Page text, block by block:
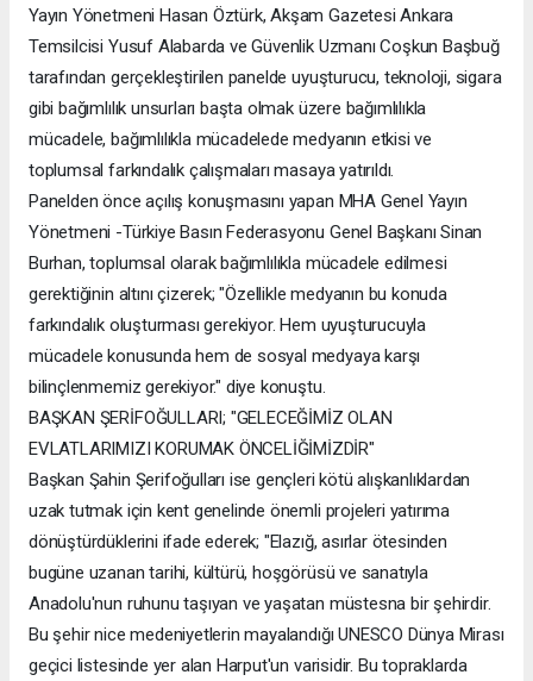
Yayın Yönetmeni Hasan Öztürk, Akşam Gazetesi Ankara
Temsilcisi Yusuf Alabarda ve Güvenlik Uzmanı Coşkun Başbuğ
tarafından gerçekleştirilen panelde uyuşturucu, teknoloji, sigara
gibi bağımlılık unsurları başta olmak üzere bağımlılıkla
mücadele, bağımlılıkla mücadelede medyanın etkisi ve
toplumsal farkındalık çalışmaları masaya yatırıldı.
Panelden önce açılış konuşmasını yapan MHA Genel Yayın
Yönetmeni -Türkiye Basın Federasyonu Genel Başkanı Sinan
Burhan, toplumsal olarak bağımlılıkla mücadele edilmesi
gerektiğinin altını çizerek; "Özellikle medyanın bu konuda
farkındalık oluşturması gerekiyor. Hem uyuşturucuyla
mücadele konusunda hem de sosyal medyaya karşı
bilinçlenmemiz gerekiyor." diye konuştu.
BAŞKAN ŞERİFOĞULLARI; "GELECEĞİMİZ OLAN
EVLATLARIMIZI KORUMAK ÖNCELİĞİMİZDİR"
Başkan Şahin Şerifoğulları ise gençleri kötü alışkanlıklardan
uzak tutmak için kent genelinde önemli projeleri yatırıma
dönüştürdüklerini ifade ederek; "Elazığ, asırlar ötesinden
bugüne uzanan tarihi, kültürü, hoşgörüsü ve sanatıyla
Anadolu'nun ruhunu taşıyan ve yaşatan müstesna bir şehirdir.
Bu şehir nice medeniyetlerin mayalandığı UNESCO Dünya Mirası
geçici listesinde yer alan Harput'un varisidir. Bu topraklarda